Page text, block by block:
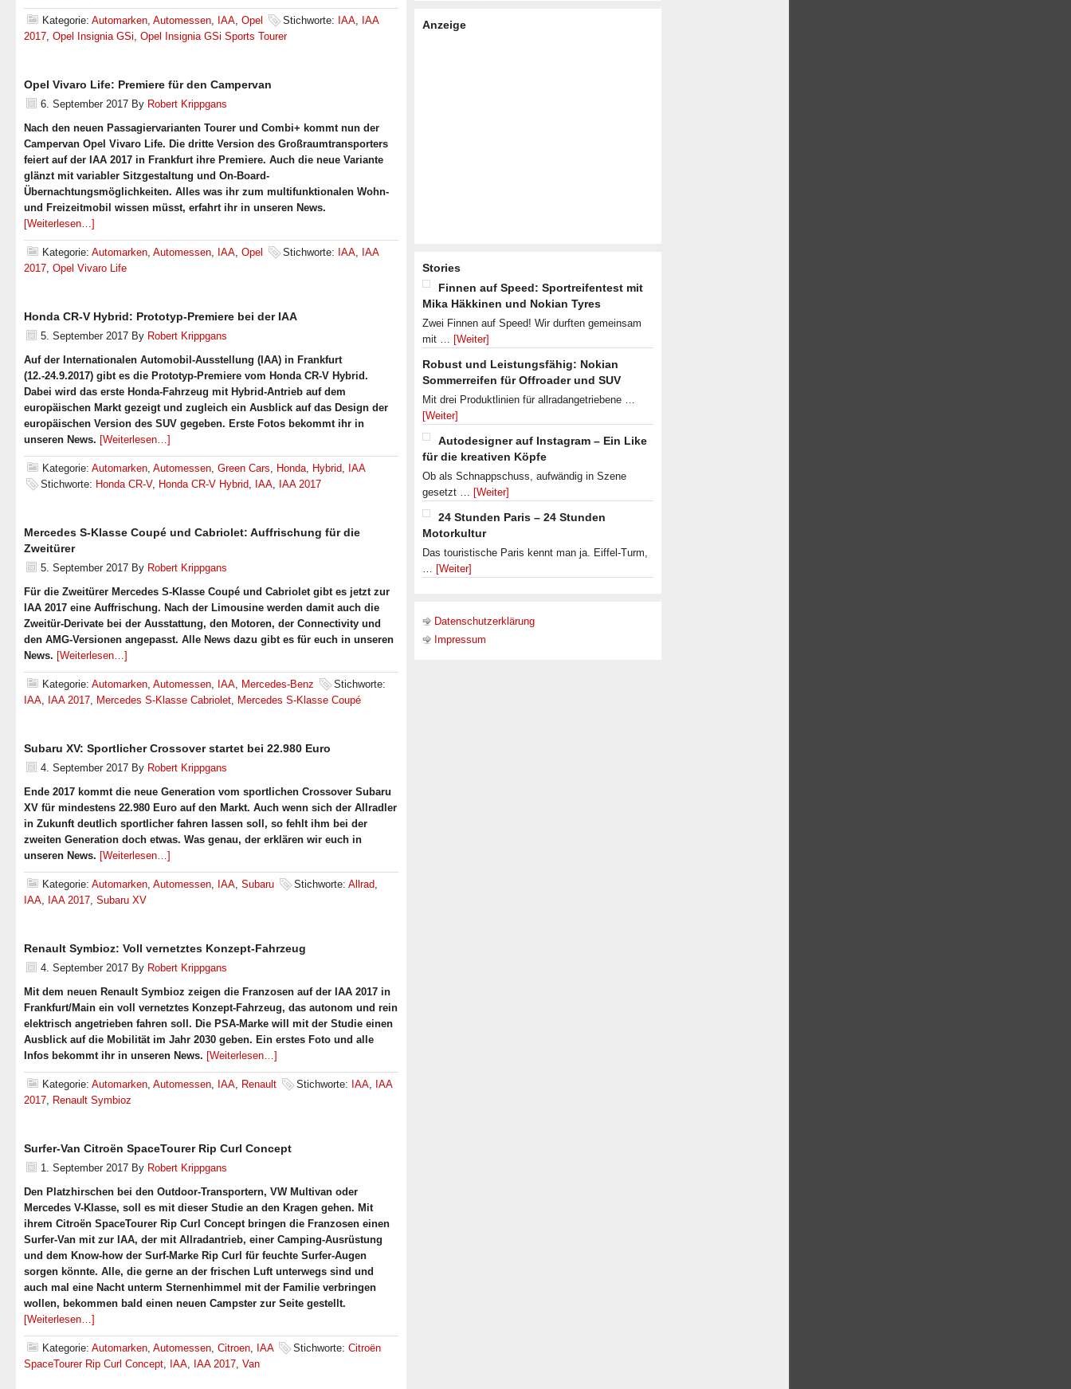
Kategorie: Automarken, Automessen, IAA, Opel Stichworte: IAA, IAA
2017, Opel Insignia GSi, Opel Insignia GSi Sports Tourer
Opel Vivaro Life: Premiere für den Campervan
6. September 2017 By Robert Krippgans
Nach den neuen Passagiervarianten Tourer und Combi+ kommt nun der
Campervan Opel Vivaro Life. Die dritte Version des Großraumtransporters
feiert auf der IAA 2017 in Frankfurt ihre Premiere. Auch die neue Variante
glänzt mit variabler Sitzgestaltung und On-Board-
Übernachtungsmöglichkeiten. Alles was ihr zum multifunktionalen Wohn-
und Freizeitmobil wissen müsst, erfahrt ihr in unseren News.
[Weiterlesen…]
Kategorie: Automarken, Automessen, IAA, Opel Stichworte: IAA, IAA
2017, Opel Vivaro Life
Honda CR-V Hybrid: Prototyp-Premiere bei der IAA
5. September 2017 By Robert Krippgans
Auf der Internationalen Automobil-Ausstellung (IAA) in Frankfurt
(12.-24.9.2017) gibt es die Prototyp-Premiere vom Honda CR-V Hybrid.
Dabei wird das erste Honda-Fahrzeug mit Hybrid-Antrieb auf dem
europäischen Markt gezeigt und zugleich ein Ausblick auf das Design der
europäischen Version des SUV gegeben. Erste Fotos bekommt ihr in
unseren News. [Weiterlesen…]
Kategorie: Automarken, Automessen, Green Cars, Honda, Hybrid, IAA
Stichworte: Honda CR-V, Honda CR-V Hybrid, IAA, IAA 2017
Mercedes S-Klasse Coupé und Cabriolet: Auffrischung für die
Zweitürer
5. September 2017 By Robert Krippgans
Für die Zweitürer Mercedes S-Klasse Coupé und Cabriolet gibt es jetzt zur
IAA 2017 eine Auffrischung. Nach der Limousine werden damit auch die
Zweitür-Derivate bei der Ausstattung, den Motoren, der Connectivity und
den AMG-Versionen angepasst. Alle News dazu gibt es für euch in unseren
News. [Weiterlesen…]
Kategorie: Automarken, Automessen, IAA, Mercedes-Benz
Stichworte:
IAA, IAA 2017, Mercedes S-Klasse Cabriolet, Mercedes S-Klasse Coupé
Subaru XV: Sportlicher Crossover startet bei 22.980 Euro
4. September 2017 By Robert Krippgans
Ende 2017 kommt die neue Generation vom sportlichen Crossover Subaru
XV für mindestens 22.980 Euro auf den Markt. Auch wenn sich der Allradler
in Zukunft deutlich sportlicher fahren lassen soll, so fehlt ihm bei der
zweiten Generation doch etwas. Was genau, der erklären wir euch in
unseren News. [Weiterlesen…]
Kategorie: Automarken, Automessen, IAA, Subaru Stichworte: Allrad,
IAA, IAA 2017, Subaru XV
Renault Symbioz: Voll vernetztes Konzept-Fahrzeug
4. September 2017 By Robert Krippgans
Mit dem neuen Renault Symbioz zeigen die Franzosen auf der IAA 2017 in
Frankfurt/Main ein voll vernetztes Konzept-Fahrzeug, das autonom und rein
elektrisch angetrieben fahren soll. Die PSA-Marke will mit der Studie einen
Ausblick auf die Mobilität im Jahr 2030 geben. Ein erstes Foto und alle
Infos bekommt ihr in unseren News. [Weiterlesen…]
Kategorie: Automarken, Automessen, IAA, Renault Stichworte: IAA, IAA
2017, Renault Symbioz
Surfer-Van Citroën SpaceTourer Rip Curl Concept
1. September 2017 By Robert Krippgans
Den Platzhirschen bei den Outdoor-Transportern, VW Multivan oder
Mercedes V-Klasse, soll es mit dieser Studie an den Kragen gehen. Mit
ihrem Citroën SpaceTourer Rip Curl Concept bringen die Franzosen einen
Surfer-Van mit zur IAA, der mit Allradantrieb, einer Camping-Ausrüstung
und dem Know-how der Surf-Marke Rip Curl für feuchte Surfer-Augen
sorgen könnte. Alle, die gerne an der frischen Luft unterwegs sind und
auch mal eine Nacht unterm Sternenhimmel mit der Familie verbringen
wollen, bekommen bald einen neuen Campster zur Seite gestellt.
[Weiterlesen…]
Kategorie: Automarken, Automessen, Citroen, IAA Stichworte: Citroën
SpaceTourer Rip Curl Concept, IAA, IAA 2017, Van
Anzeige
Stories
Finnen auf Speed: Sportreifentest mit
Mika Häkkinen und Nokian Tyres
Zwei Finnen auf Speed! Wir durften gemeinsam
mit … [Weiter]
Robust und Leistungsfähig: Nokian
Sommerreifen für Offroader und SUV
Mit drei Produktlinien für allradangetriebene …
[Weiter]
Autodesigner auf Instagram – Ein Like
für die kreativen Köpfe
Ob als Schnappschuss, aufwändig in Szene
gesetzt … [Weiter]
24 Stunden Paris – 24 Stunden
Motorkultur
Das touristische Paris kennt man ja. Eiffel-Turm,
… [Weiter]
Datenschutzerklärung
Impressum